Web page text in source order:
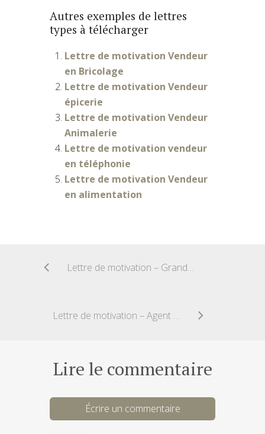
Autres exemples de lettres
types à télécharger
Lettre de motivation Vendeur
en Bricolage
Lettre de motivation Vendeur
épicerie
Lettre de motivation Vendeur
Animalerie
Lettre de motivation vendeur
en téléphonie
Lettre de motivation Vendeur
en alimentation
Lettre de motivation – Grande Distribution
Lettre de motivation – Agent Immobilier
Lire le commentaire
Écrire un commentaire